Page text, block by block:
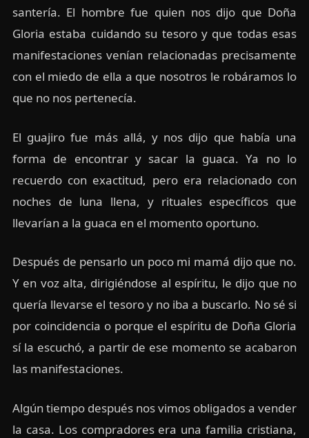
santería. El hombre fue quien nos dijo que Doña
Gloria estaba cuidando su tesoro y que todas esas
manifestaciones venían relacionadas precisamente
con el miedo de ella a que nosotros le robáramos lo
que no nos pertenecía.
El guajiro fue más allá, y nos dijo que había una
forma de encontrar y sacar la guaca. Ya no lo
recuerdo con exactitud, pero era relacionado con
noches de luna llena, y rituales específicos que
llevarían a la guaca en el momento oportuno.
Después de pensarlo un poco mi mamá dijo que no.
Y en voz alta, dirigiéndose al espíritu, le dijo que no
quería llevarse el tesoro y no iba a buscarlo. No sé si
por coincidencia o porque el espíritu de Doña Gloria
sí la escuchó, a partir de ese momento se acabaron
las manifestaciones.
Algún tiempo después nos vimos obligados a vender
la casa. Los compradores era una familia cristiana,